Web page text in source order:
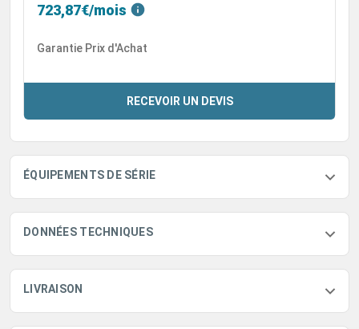
723,87€/mois
Garantie Prix d'Achat
RECEVOIR UN DEVIS
ÉQUIPEMENTS DE SÉRIE
DONNÉES TECHNIQUES
LIVRAISON